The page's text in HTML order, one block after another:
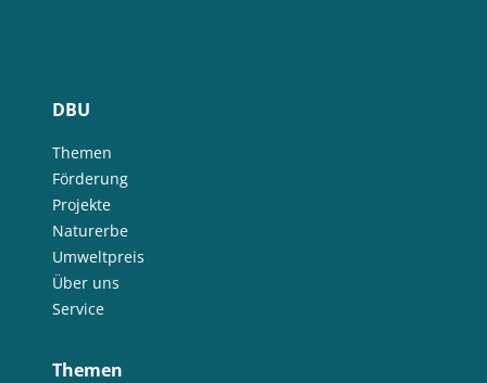
DBU
Themen
Förderung
Projekte
Naturerbe
Umweltpreis
Über uns
Service
Themen